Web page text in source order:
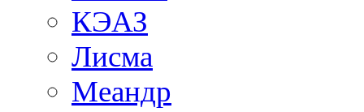
КЭАЗ
Лисма
Меандр